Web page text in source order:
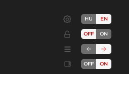
HU EN
OFF ON
OFF ON